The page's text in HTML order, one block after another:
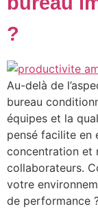
?
Au-delà de
bureau
équipes et la
pensé facilite en
concentration et
collaborateurs.
votre
de performance